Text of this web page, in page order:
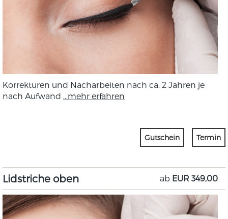
Korrekturen und Nacharbeiten nach ca. 2 Jahren je
nach Aufwand ...mehr erfahren
Gutschein Termin
Lidstriche oben ab EUR 349,00